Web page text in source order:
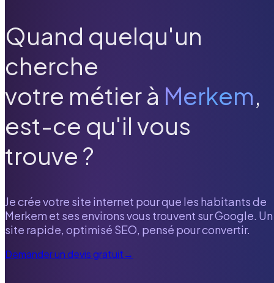
Quand quelqu'un
cherche
votre métier à Merkem,
est-ce qu'il vous
trouve ?
Je crée votre site internet pour que les habitants de
Merkem et ses environs vous trouvent sur Google. Un
site rapide, optimisé SEO, pensé pour convertir.
Demander un devis gratuit→